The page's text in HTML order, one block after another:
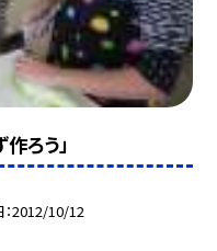
ろう」
2012/10/12